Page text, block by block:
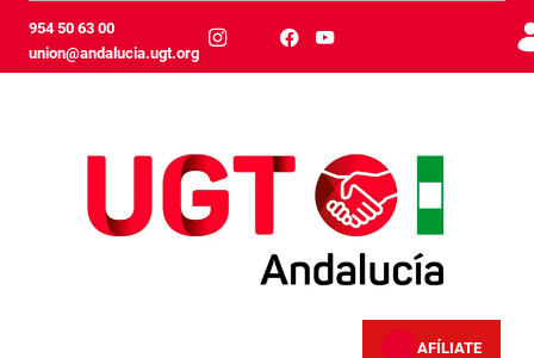
Skip to Main Content
954 50 63 00
union@andalucia.ugt.org
AFÍLIATE